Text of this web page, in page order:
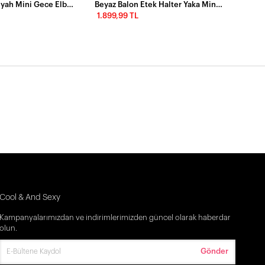
Yaka Detaylı Siyah Mini Gece Elbisesi
1.899,99 TL
Cool & And Sexy
Kampanyalarımızdan ve indirimlerimizden güncel olarak haberdar
olun.
Gönder